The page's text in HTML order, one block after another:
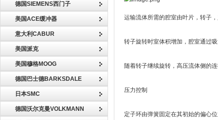
德国SIEMENS西门子
美国ACE缓冲器
意大利CABUR
美国派克
美国穆格MOOG
德国巴士德BARKSDALE
日本SMC
德国沃尔克曼VOLKMANN
运输流体所需的腔室由叶片，转子
转子旋转时室体积增加，腔室通过
随着转子继续旋转，高压流体侧的
压力控制
定子环由弹簧固定在其初始的偏心